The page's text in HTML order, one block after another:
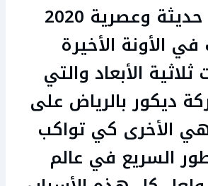
وعصرية 2020
الأونة الأخيرة
ثلاثية الأبعاد والتي
ديكور بالرياض على
الأخرى كي تواكب
السريع في عالم